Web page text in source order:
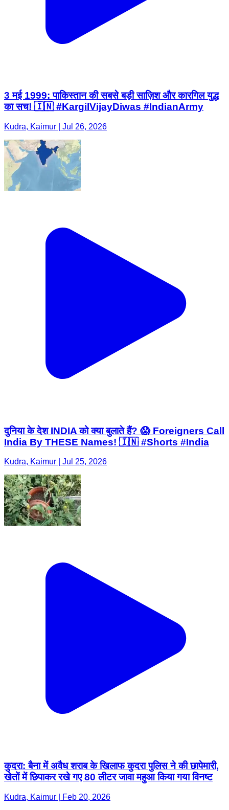
3 मई 1999: पाकिस्तान की सबसे बड़ी साज़िश और कारगिल युद्ध
का सच! 🇮🇳 #KargilVijayDiwas #IndianArmy
Kudra, Kaimur | Jul 26, 2026
दुनिया के देश INDIA को क्या बुलाते हैं? 😱 Foreigners Call
India By THESE Names! 🇮🇳 #Shorts #India
Kudra, Kaimur | Jul 25, 2026
कुदरा: बैना में अवैध शराब के खिलाफ कुदरा पुलिस ने की छापेमारी,
खेतों में छिपाकर रखे गए 80 लीटर जावा महुआ किया गया विनष्ट
Kudra, Kaimur | Feb 20, 2026